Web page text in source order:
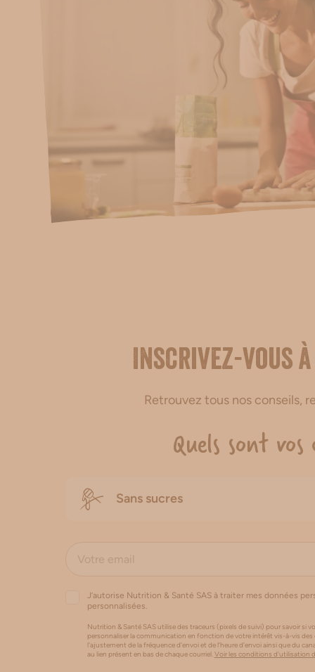
Inscrivez-vous
Retrouvez tous nos conseils,
Quels sont
Sans sucres
J’autorise Nutrition & Santé SAS à traiter mes données
personnalisées.
Nutrition & Santé SAS utilise des traceurs (pixels de suivi) pour savoir si
personnaliser la communication en fonction de votre intérêt vis-à-vis
l'ajustement de la fréquence d’envoi et de l’heure d’envoi ainsi que du
au lien présent en bas de chaque courriel.Voir les conditions d'utilisation